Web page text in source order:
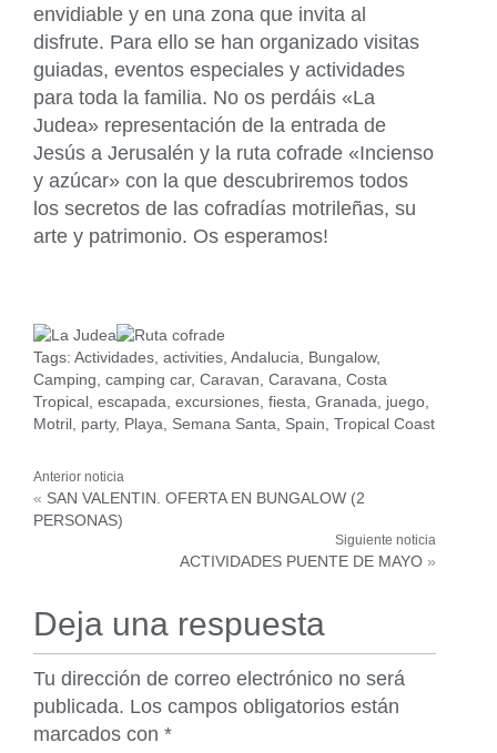
envidiable y en una zona que invita al
disfrute. Para ello se han organizado visitas
guiadas, eventos especiales y actividades
para toda la familia. No os perdáis «La
Judea» representación de la entrada de
Jesús a Jerusalén y la ruta cofrade «Incienso
y azúcar» con la que descubriremos todos
los secretos de las cofradías motrileñas, su
arte y patrimonio. Os esperamos!
Tags: Actividades, activities, Andalucia, Bungalow,
Camping, camping car, Caravan, Caravana, Costa
Tropical, escapada, excursiones, fiesta, Granada, juego,
Motril, party, Playa, Semana Santa, Spain, Tropical Coast
« SAN VALENTIN. OFERTA EN BUNGALOW (2
PERSONAS)
ACTIVIDADES PUENTE DE MAYO »
Deja una respuesta
Tu dirección de correo electrónico no será
publicada. Los campos obligatorios están
marcados con *